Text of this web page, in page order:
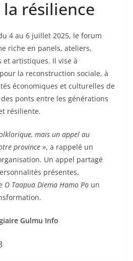
résilience
4 au 6 juillet 2025, le forum
riche en panels, ateliers,
artistiques. Il vise à
la reconstruction sociale, à
économiques et culturelles de
ponts entre les générations
résiliente.
mais un appel au
province », a rappelé un
Un appel partagé
présentes,
O Taapua Diema Hamo Po un
Gulmu Info